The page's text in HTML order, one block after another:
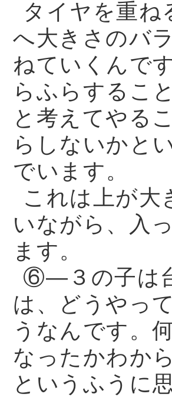
タイヤを重ね
へ大きさのバ
ねていくんで
らふらするこ
と考えてやる
らしないかと
でいます。
これは上が大
いながら、入
ます。
⑥—３の子は
は、どうやっ
うなんです。
なったかわか
というふうに